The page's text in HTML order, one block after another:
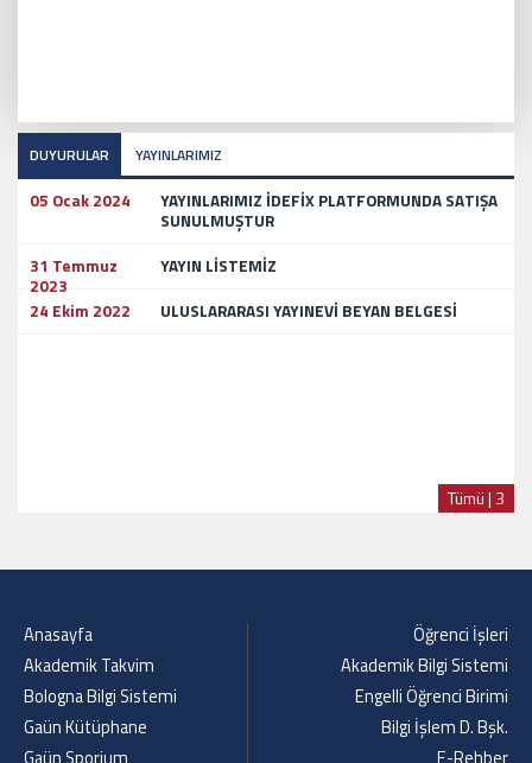
DUYURULAR YAYINLARIMIZ
05 Ocak 2024
YAYINLARIMIZ İDEFİX PLATFORMUNDA SATIŞA
SUNULMUŞTUR
31 Temmuz
2023
YAYIN LİSTEMİZ
24 Ekim 2022
ULUSLARARASI YAYINEVİ BEYAN BELGESİ
Tümü | 3
Anasayfa
Akademik Takvim
Bologna Bilgi Sistemi
Gaün Kütüphane
Öğrenci İşleri
Akademik Bilgi Sistemi
Engelli Öğrenci Birimi
Bilgi İşlem D. Bşk.